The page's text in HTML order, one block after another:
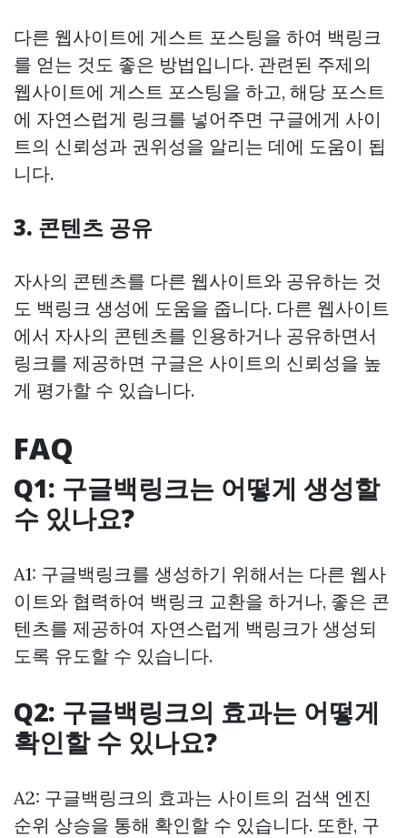
다른 웹사이트에 게스트 포스팅을 하여 백링크
를 얻는 것도 좋은 방법입니다. 관련된 주제의
웹사이트에 게스트 포스팅을 하고, 해당 포스트
에 자연스럽게 링크를 넣어주면 구글에게 사이
트의 신뢰성과 권위성을 알리는 데에 도움이 됩
니다.
3. 콘텐츠 공유
자사의 콘텐츠를 다른 웹사이트와 공유하는 것
도 백링크 생성에 도움을 줍니다. 다른 웹사이트
에서 자사의 콘텐츠를 인용하거나 공유하면서
링크를 제공하면 구글은 사이트의 신뢰성을 높
게 평가할 수 있습니다.
FAQ
Q1: 구글백링크는 어떻게 생성할
수 있나요?
A1: 구글백링크를 생성하기 위해서는 다른 웹사
이트와 협력하여 백링크 교환을 하거나, 좋은 콘
텐츠를 제공하여 자연스럽게 백링크가 생성되
도록 유도할 수 있습니다.
Q2: 구글백링크의 효과는 어떻게
확인할 수 있나요?
A2: 구글백링크의 효과는 사이트의 검색 엔진
순위 상승을 통해 확인할 수 있습니다. 또한, 구